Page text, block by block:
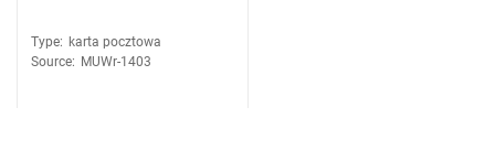
Type: karta pocztowa
Source: MUWr-1403